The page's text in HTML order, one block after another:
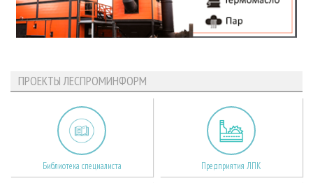
ПРОЕКТЫ ЛЕСПРОМИНФОРМ
Библиотека специалиста Предприятия ЛПК